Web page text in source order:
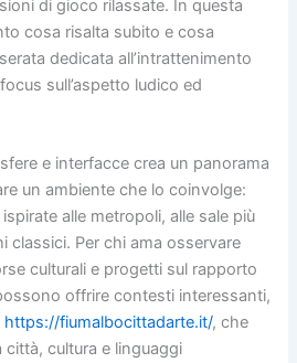
di gioco rilassate. In questa
cosa risalta subito e cosa
dedicata all’intrattenimento
sull’aspetto ludico ed
e interfacce crea un panorama
un ambiente che lo coinvolge:
alle metropoli, alle sale più
classici. Per chi ama osservare
culturali e progetti sul rapporto
offrire contesti interessanti,
https://fiumalbocittadarte.it/, che
cultura e linguaggi